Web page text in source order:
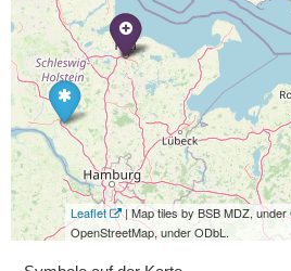
Leaflet
| Map tiles by BSB MDZ, under
OpenStreetMap, under ODbL.